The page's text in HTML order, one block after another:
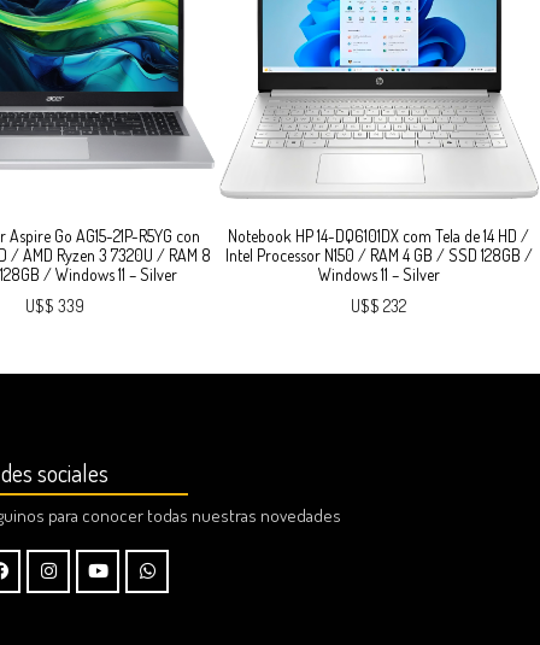
Go AG15-21P-R5YG con
/ AMD Ryzen 3 7320U / RAM 8
/ Windows 11 – Silver
U$$ 339
Notebook HP 14-DQ6101DX com Tela de 14 HD /
Intel Processor N150 / RAM 4 GB / SSD 128GB /
Windows 11 – Silver
U$$ 232
sociales
para conocer todas nuestras novedades